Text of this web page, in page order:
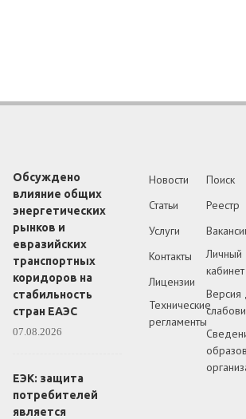
Обсуждено
влияние общих
энергетических
рынков и
евразийских
транспортных
коридоров на
стабильность
стран ЕАЭС
07.08.2026
ЕЭК: защита
потребителей
является
Новости
Статьи
Услуги
Контакты
Лицензии
Технические
регламенты
Поиск
Реестр
Личный
кабинет
Версия